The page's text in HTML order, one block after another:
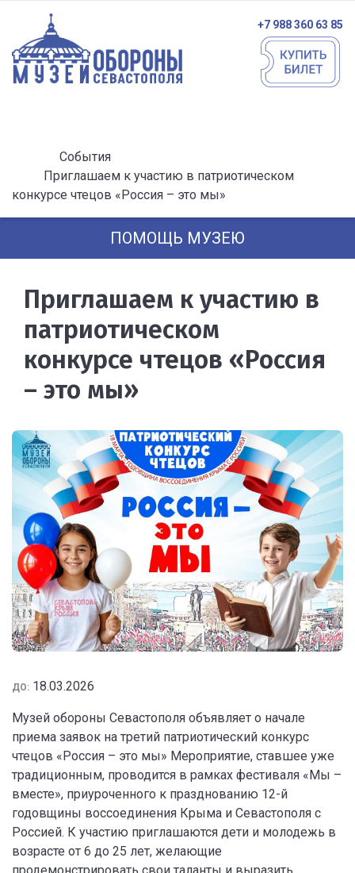
+7 988 360 63 85
События
Приглашаем к участию в патриотическом
конкурсе чтецов «Россия – это мы»
ПОМОЩЬ МУЗЕЮ
Приглашаем к участию в
патриотическом
конкурсе чтецов «Россия
– это мы»
ДО: 18.03.2026
Музей обороны Севастополя объявляет о начале
приема заявок на третий патриотический конкурс
чтецов «Россия – это мы» Мероприятие, ставшее уже
традиционным, проводится в рамках фестиваля «Мы –
вместе», приуроченного к празднованию 12-й
годовщины воссоединения Крыма и Севастополя с
Россией. К участию приглашаются дети и молодежь в
возрасте от 6 до 25 лет, желающие
продемонстрировать свои таланты и выразить